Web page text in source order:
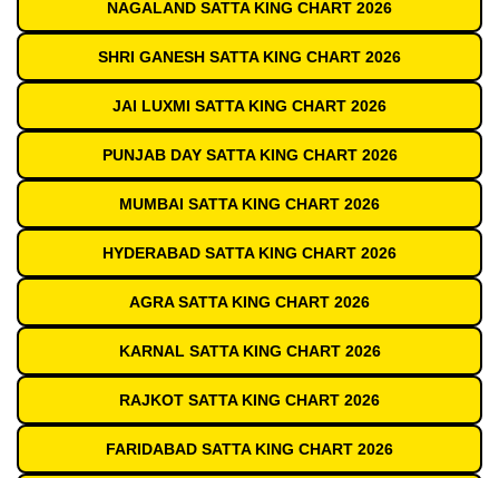
NAGALAND SATTA KING CHART 2026
SHRI GANESH SATTA KING CHART 2026
JAI LUXMI SATTA KING CHART 2026
PUNJAB DAY SATTA KING CHART 2026
MUMBAI SATTA KING CHART 2026
HYDERABAD SATTA KING CHART 2026
AGRA SATTA KING CHART 2026
KARNAL SATTA KING CHART 2026
RAJKOT SATTA KING CHART 2026
FARIDABAD SATTA KING CHART 2026